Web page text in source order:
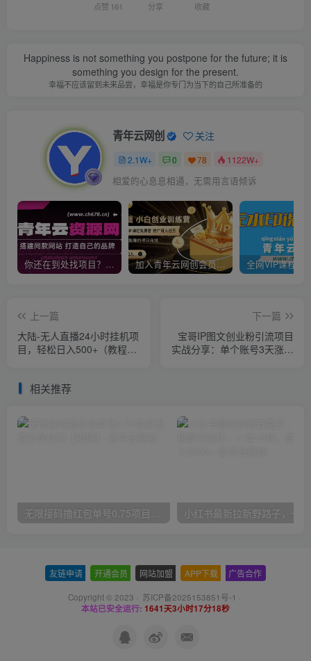
点赞 161 分享 收藏
Happiness is not something you postpone for the future; it is
something you design for the present.
幸福不应该留到未来品尝，幸福是你专门为当下的自己所准备的
青年云网创 关注
2.1W+ 0 78 1122W+
相爱的心息息相通，无需用言语倾诉
你还在到处找项目？还在当韭菜？我靠卖项目一个月收入5万+，曾经我也是个失败者。 加入青年云网创会员，全站资源免费学习。加入高级合伙人，推广日入1000+
上一篇
大陆-无人直播24小时挂机项
目，轻松日入500+（教程
下一篇
宝哥IP图文创业粉引流项目
实战分享：单个账号3天涨粉
相关推荐
无限接码撸红包单号0.75项目无偿分享给你【揭秘】
友链申请 开通会员 网站加盟 APP下载 广告合作
Copyright © 2023 · 苏ICP备2025153851号-1 ·
本站已安全运行: 1641天3小时17分19秒